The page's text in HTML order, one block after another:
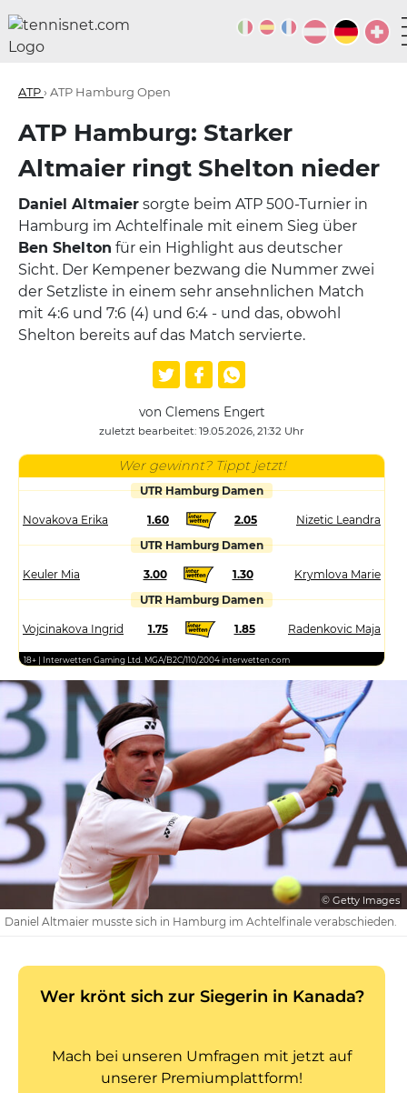
ATP› ATP Hamburg Open
ATP Hamburg: Starker
Altmaier ringt Shelton nieder
Daniel Altmaier sorgte beim ATP 500-Turnier in
Hamburg im Achtelfinale mit einem Sieg über
Ben Shelton für ein Highlight aus deutscher
Sicht. Der Kempener bezwang die Nummer zwei
der Setzliste in einem sehr ansehnlichen Match
mit 4:6 und 7:6 (4) und 6:4 - und das, obwohl
Shelton bereits auf das Match servierte.
von Clemens Engert
zuletzt bearbeitet: 19.05.2026, 21:32 Uhr
Wer gewinnt? Tippt jetzt!
UTR Hamburg Damen
Novakova Erika 1.60 2.05
Nizetic Leandra
UTR Hamburg Damen
Keuler Mia 3.00 1.30
Krymlova Marie
UTR Hamburg Damen
Vojcinakova Ingrid 1.75 1.85 Radenkovic Maja
18+ | Interwetten Gaming Ltd. MGA/B2C/110/2004 interwetten.com
© Getty Images
Daniel Altmaier musste sich in Hamburg im Achtelfinale verabschieden.